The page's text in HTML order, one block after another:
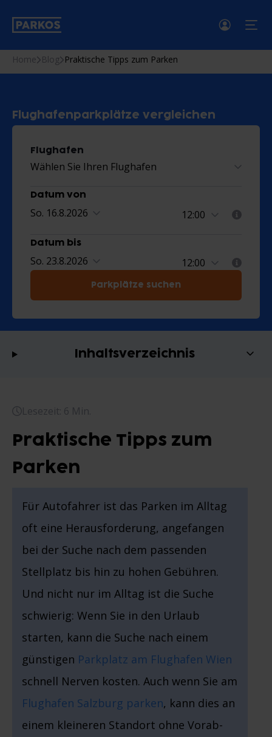
Home Blog Praktische Tipps zum Parken
Flughafenparkplätze vergleichen
Flughafen
Wählen Sie Ihren Flughafen
Datum von
So. 16.8.2026
Datum bis
So. 23.8.2026
Parkplätze suchen
Lesezeit: 6 Min.
Praktische Tipps zum
Parken
Für Autofahrer ist das Parken im Alltag
oft eine Herausforderung, angefangen
bei der Suche nach dem passenden
Stellplatz bis hin zu hohen Gebühren.
Und nicht nur im Alltag ist die Suche
schwierig: Wenn Sie in den Urlaub
starten, kann die Suche nach einem
günstigen Parkplatz am Flughafen Wien
schnell Nerven kosten. Auch wenn Sie am
Flughafen Salzburg parken, kann dies an
einem kleineren Standort ohne Vorab-
Inhaltsverzeichnis